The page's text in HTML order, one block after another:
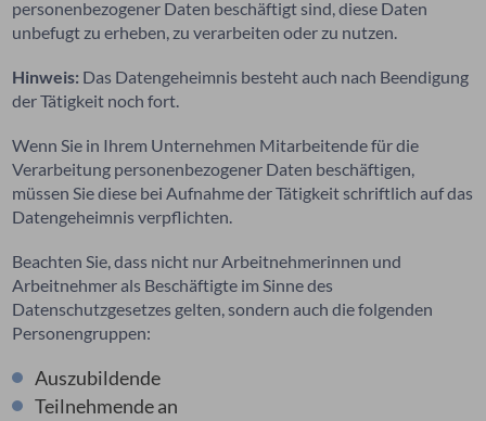
personenbezogener Daten beschäftigt sind, diese Daten
unbefugt zu erheben, zu verarbeiten oder zu nutzen.
Hinweis: Das Datengeheimnis besteht auch nach Beendigung
der Tätigkeit noch fort.
Wenn Sie in Ihrem Unternehmen Mitarbeitende für die
Verarbeitung personenbezogener Daten beschäftigen,
müssen Sie diese bei Aufnahme der Tätigkeit schriftlich auf das
Datengeheimnis verpflichten.
Beachten Sie, dass nicht nur Arbeitnehmerinnen und
Arbeitnehmer als Beschäftigte im Sinne des
Datenschutzgesetzes gelten, sondern auch die folgenden
Personengruppen:
Auszubildende
Teilnehmende an